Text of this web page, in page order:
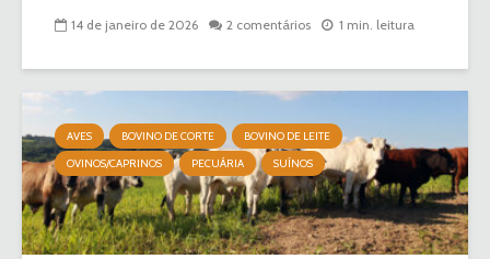
14 de janeiro de 2026 2 comentários 1 min. leitura
AVES BOVINO DE CORTE
BOVINO DE LEITE
OVINOS/CAPRINOS
PECUÁRIA SUÍNOS